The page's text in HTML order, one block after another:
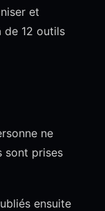
et
de 12 outils
ne
sont prises
ensuite